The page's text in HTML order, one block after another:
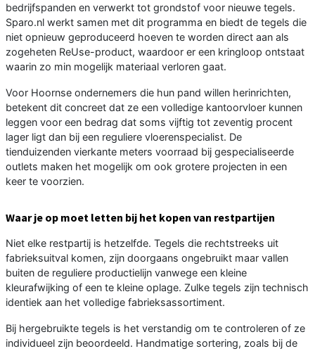
bedrijfspanden en verwerkt tot grondstof voor nieuwe tegels.
Sparo.nl werkt samen met dit programma en biedt de tegels die
niet opnieuw geproduceerd hoeven te worden direct aan als
zogeheten ReUse-product, waardoor er een kringloop ontstaat
waarin zo min mogelijk materiaal verloren gaat.
Voor Hoornse ondernemers die hun pand willen herinrichten,
betekent dit concreet dat ze een volledige kantoorvloer kunnen
leggen voor een bedrag dat soms vijftig tot zeventig procent
lager ligt dan bij een reguliere vloerenspecialist. De
tienduizenden vierkante meters voorraad bij gespecialiseerde
outlets maken het mogelijk om ook grotere projecten in een
keer te voorzien.
Waar je op moet letten bij het kopen van restpartijen
Niet elke restpartij is hetzelfde. Tegels die rechtstreeks uit
fabrieksuitval komen, zijn doorgaans ongebruikt maar vallen
buiten de reguliere productielijn vanwege een kleine
kleurafwijking of een te kleine oplage. Zulke tegels zijn technisch
identiek aan het volledige fabrieksassortiment.
Bij hergebruikte tegels is het verstandig om te controleren of ze
individueel zijn beoordeeld. Handmatige sortering, zoals bij de